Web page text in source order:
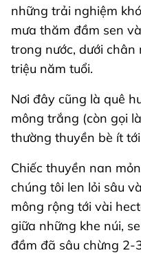
những trải nghiệm
mưa thăm đầm sen
trong nước, dưới
triệu năm tuổi.
Nơi đây cũng là quê
mông trắng (còn gọi
thường thuyền bè ít
Chiếc thuyền nan
chúng tôi len lỏi sâu
mông rộng tới vài
giữa những khe núi,
đầm đã sâu chừng 2-